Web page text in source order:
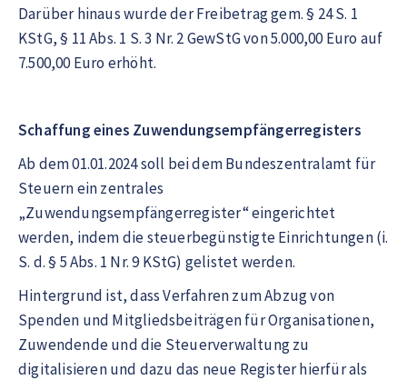
Darüber hinaus wurde der Freibetrag gem. § 24 S. 1
KStG, § 11 Abs. 1 S. 3 Nr. 2 GewStG von 5.000,00 Euro auf
7.500,00 Euro erhöht.
Schaffung eines Zuwendungsempfängerregisters
Ab dem 01.01.2024 soll bei dem Bundeszentralamt für
Steuern ein zentrales
„Zuwendungsempfängerregister“ eingerichtet
werden, indem die steuerbegünstigte Einrichtungen (i.
S. d. § 5 Abs. 1 Nr. 9 KStG) gelistet werden.
Hintergrund ist, dass Verfahren zum Abzug von
Spenden und Mitgliedsbeiträgen für Organisationen,
Zuwendende und die Steuerverwaltung zu
digitalisieren und dazu das neue Register hierfür als